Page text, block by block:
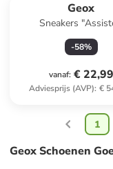
Geox
Sneakers
donkerblauw
-58%
vanaf: € 22,99
Adviesprijs (AVP): €
1
Geox Schoenen